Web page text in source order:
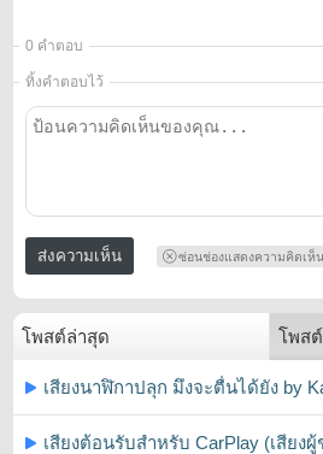
0 คำตอบ
ทิ้งคำตอบไว้
ซ่อนช่องแสดงความคิดเห็น
โพสต์ล่าสุด โพส
เสียงนาฬิกาปลุก มึงจะตื่นได้ยัง by
เสียงต้อนรับสำหรับ CarPlay (เสียงผู้